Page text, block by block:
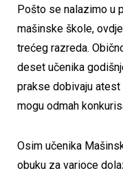
Pošto se nalazimo u
mašinske škole,
trećeg razreda.
deset učenika
prakse dobivaju
mogu odmah
Osim učenika
obuku za varioce